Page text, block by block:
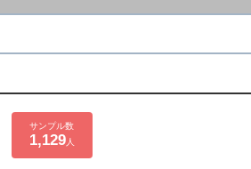
サンプル数
1,129人